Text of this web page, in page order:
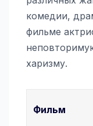
комедии,
фильме
харизму.
Фильм